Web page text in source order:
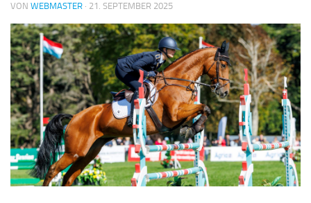
VON WEBMASTER · 21. SEPTEMBER 2025